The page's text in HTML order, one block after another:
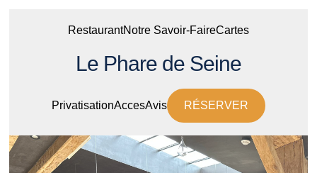
RestaurantNotre Savoir-FaireCartes
Le Phare de Seine
PrivatisationAccesAvis RÉSERVER